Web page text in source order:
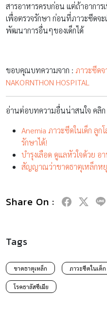
สารอาหารครบก่อน แต่ถ้าอาก
เพื่อตรวจรักษา ก่อนที่ภาวะซีดจ
พัฒนาการอื่นๆของเด็กได้
ขอบคุณบทความจาก : ภาวะซีดจ
NAKORNTHON HOSPITAL
อ่านต่อบทความอื่นน่าสนใจ คลิก
Anemia ภาวะซีดในเด็ก ลูก
รักษาได้!
บำรุงเลือด ดูแลหัวใจด้วย อ
สัญญาณว่าขาดธาตุเหล็กห
Share On :
Tags
ขาดธาตุเหล็ก ภาวะซีดในเด็ก
โรคธาลัสซีเมีย